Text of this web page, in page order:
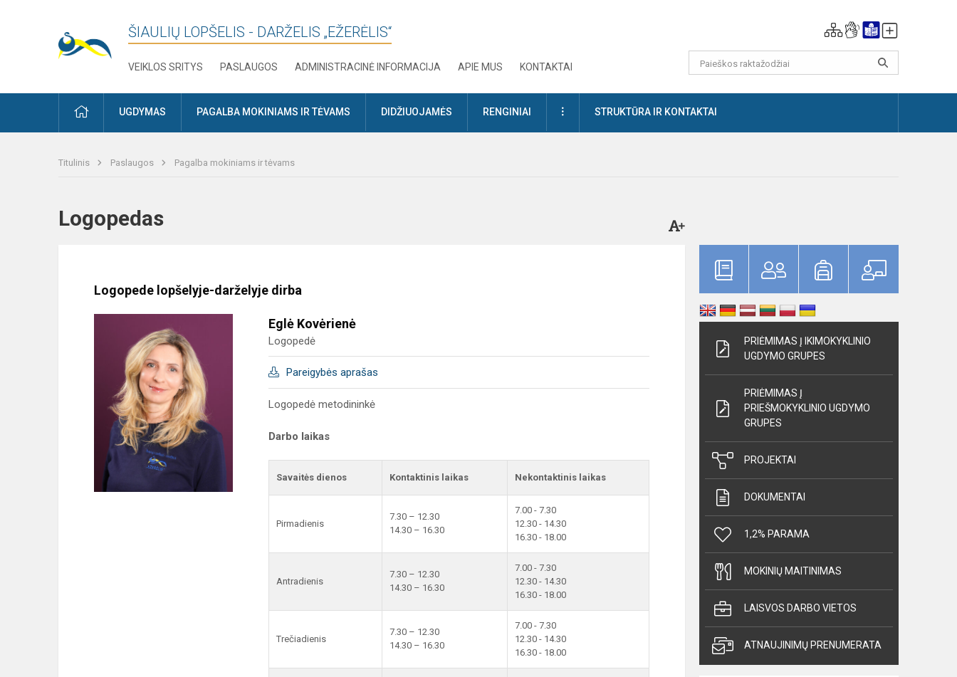
ŠIAULIŲ LOPŠELIS - DARŽELIS „EŽERĖLIS“
VEIKLOS SRITYS PASLAUGOS ADMINISTRACINĖ INFORMACIJA APIE MUS KONTAKTAI
PRADŽIAUGDYMAS PAGALBA MOKINIAMS IR TĖVAMS DIDŽIUOJAMĖS RENGINIAI DAUGIAUSTRUKTŪRA IR KONTAKTAI
Titulinis Paslaugos Pagalba mokiniams ir tėvams
Logopedas
Logopede lopšelyje-darželyje dirba
Eglė Kovėrienė
Logopedė
Pareigybės aprašas
Logopedė metodininkė
Darbo laikas
Savaitės dienos Kontaktinis laikas Nekontaktinis laikas
Pirmadienis
7.30 – 12.30
14.30 – 16.30
7.00 - 7.30
12.30 - 14.30
16.30 - 18.00
Antradienis
7.30 – 12.30
14.30 – 16.30
7.00 - 7.30
12.30 - 14.30
16.30 - 18.00
Trečiadienis
7.30 – 12.30
14.30 – 16.30
7.00 - 7.30
12.30 - 14.30
16.30 - 18.00
PRIĖMIMAS Į IKIMOKYKLINIO
UGDYMO GRUPES
PRIĖMIMAS Į
PRIEŠMOKYKLINIO UGDYMO
GRUPES
PROJEKTAI
DOKUMENTAI
1,2% PARAMA
MOKINIŲ MAITINIMAS
LAISVOS DARBO VIETOS
ATNAUJINIMŲ PRENUMERATA